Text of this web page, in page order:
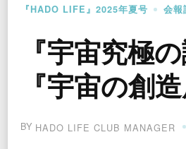
『HADO LIFE』2025年夏号 会報
『宇宙究極
『宇宙の創造
BY HADO LIFE CLUB MANAGER